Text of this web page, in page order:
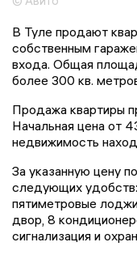
В Туле продают
собственным
входа. Общая
более 300 кв.
Продажа квартиры
Начальная цена от
недвижимость
За указанную цену
следующих удобств:
пятимeтpoвыe
двор, 8
сигнализация и